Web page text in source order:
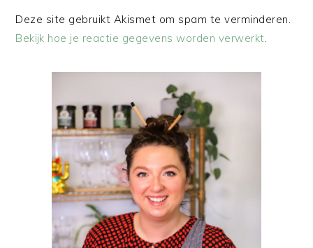
Deze site gebruikt Akismet om spam te verminderen.
Bekijk hoe je reactie gegevens worden verwerkt.